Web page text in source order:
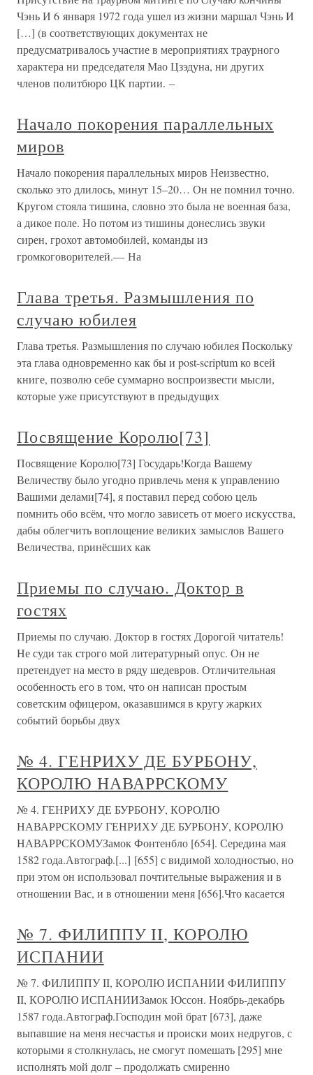
Чэнь И 6 января 1972 года ушел из жизни маршал Чэнь И
[…] (в соответствующих документах не
предусматривалось участие в мероприятиях траурного
характера ни председателя Мао Цзэдуна, ни других
членов политбюро ЦК партии. –
Начало покорения параллельных
миров
Начало покорения параллельных миров Неизвестно,
сколько это длилось, минут 15–20… Он не помнил точно.
Кругом стояла тишина, словно это была не военная база,
а дикое поле. Но потом из тишины донеслись звуки
сирен, грохот автомобилей, команды из
громкоговорителей.— На
Глава третья. Размышления по
случаю юбилея
Глава третья. Размышления по случаю юбилея Поскольку
эта глава одновременно как бы и post-scriptum ко всей
книге, позволю себе суммарно воспроизвести мысли,
которые уже присутствуют в предыдущих
Посвящение Королю[73]
Посвящение Королю[73] Государь!Когда Вашему
Величеству было угодно привлечь меня к управлению
Вашими делами[74], я поставил перед собою цель
помнить обо всём, что могло зависеть от моего искусства,
дабы облегчить воплощение великих замыслов Вашего
Величества, принёсших как
Приемы по случаю. Доктор в
гостях
Приемы по случаю. Доктор в гостях Дорогой читатель!
Не суди так строго мой литературный опус. Он не
претендует на место в ряду шедевров. Отличительная
особенность его в том, что он написан простым
советским офицером, оказавшимся в кругу жарких
событий борьбы двух
№ 4. ГЕНРИХУ ДЕ БУРБОНУ,
КОРОЛЮ НАВАРРСКОМУ
№ 4. ГЕНРИХУ ДЕ БУРБОНУ, КОРОЛЮ
НАВАРРСКОМУ ГЕНРИХУ ДЕ БУРБОНУ, КОРОЛЮ
НАВАРРСКОМУЗамок Фонтенбло [654]. Середина мая
1582 года.Автограф.[...] [655] с видимой холодностью, но
при этом он использовал почтительные выражения и в
отношении Вас, и в отношении меня [656].Что касается
№ 7. ФИЛИППУ II, КОРОЛЮ
ИСПАНИИ
№ 7. ФИЛИППУ II, КОРОЛЮ ИСПАНИИ ФИЛИППУ
II, КОРОЛЮ ИСПАНИИЗамок Юссон. Ноябрь-декабрь
1587 года.Автограф.Господин мой брат [673], даже
выпавшие на меня несчастья и происки моих недругов, с
которыми я столкнулась, не смогут помешать [295] мне
исполнять мой долг – продолжать смиренно